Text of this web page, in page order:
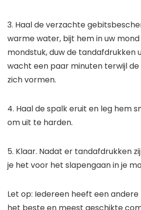
3. Haal de verzachte
warme water, bijt hem in uw
mondstuk, duw de tandafdrukken
wacht een paar minuten terwijl
zich vormen.
4. Haal de spalk eruit en leg hem
om uit te harden.
5. Klaar. Nadat er tandafdrukken
je het voor het slapengaan in je
Let op: Iedereen heeft een